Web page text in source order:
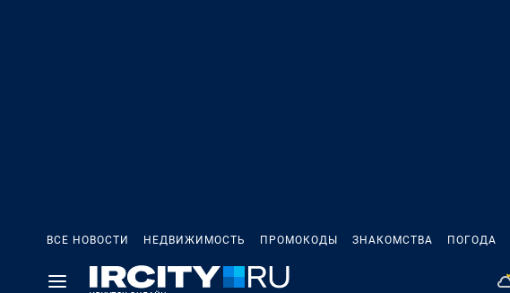
ВСЕ НОВОСТИ НЕДВИЖИМОСТЬ ПРОМОКОДЫ ЗНАКОМСТВА ПОГОДА